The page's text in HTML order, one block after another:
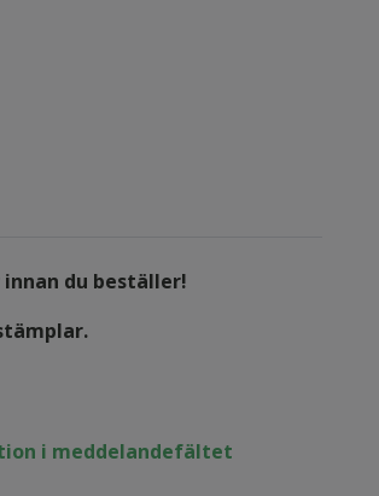
innan du beställer!
i meddelandefältet